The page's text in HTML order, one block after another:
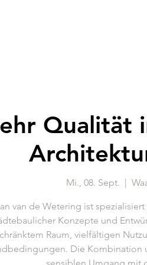
Qualität
Mi., 08. Sept.
  |
van de Wetering ist
Konzepte und
Raum, vielfältigen
Die Kombination